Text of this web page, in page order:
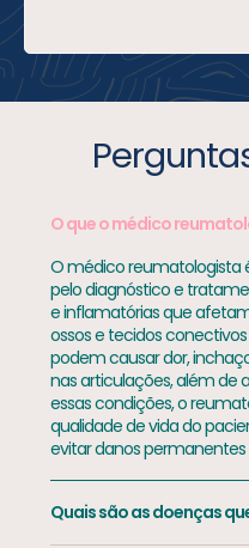
O que o médico
O médico reumatologista
pelo diagnóstico e
e inflamatórias que
ossos e tecidos
podem causar dor,
nas articulações, além de
essas condições, o
qualidade de vida do
evitar danos
Quais são as doenças